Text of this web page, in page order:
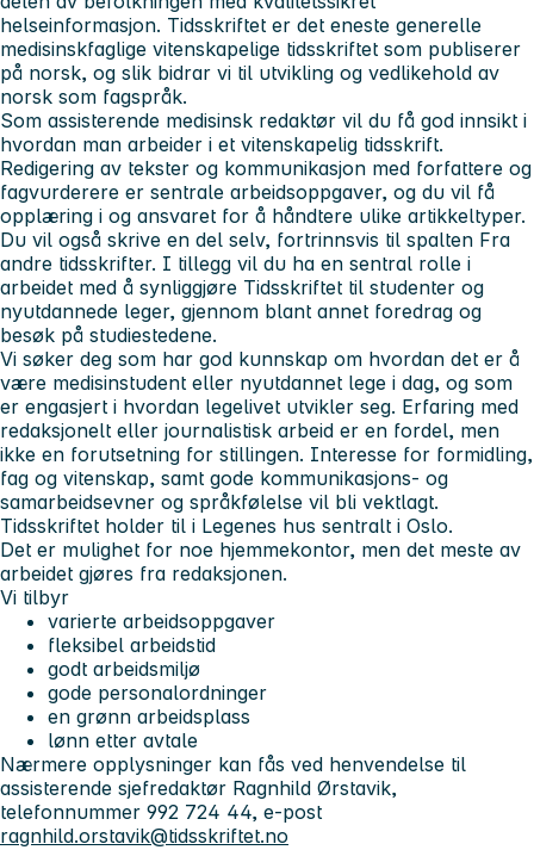
helseinformasjon. Tidsskriftet er det eneste generelle
medisinskfaglige vitenskapelige tidsskriftet som publiserer
på norsk, og slik bidrar vi til utvikling og vedlikehold av
norsk som fagspråk.
Som assisterende medisinsk redaktør vil du få god innsikt i
hvordan man arbeider i et vitenskapelig tidsskrift.
Redigering av tekster og kommunikasjon med forfattere og
fagvurderere er sentrale arbeidsoppgaver, og du vil få
opplæring i og ansvaret for å håndtere ulike artikkeltyper.
Du vil også skrive en del selv, fortrinnsvis til spalten Fra
andre tidsskrifter. I tillegg vil du ha en sentral rolle i
arbeidet med å synliggjøre Tidsskriftet til studenter og
nyutdannede leger, gjennom blant annet foredrag og
besøk på studiestedene.
Vi søker deg som har god kunnskap om hvordan det er å
være medisinstudent eller nyutdannet lege i dag, og som
er engasjert i hvordan legelivet utvikler seg. Erfaring med
redaksjonelt eller journalistisk arbeid er en fordel, men
ikke en forutsetning for stillingen. Interesse for formidling,
fag og vitenskap, samt gode kommunikasjons- og
samarbeidsevner og språkfølelse vil bli vektlagt.
Tidsskriftet holder til i Legenes hus sentralt i Oslo.
Det er mulighet for noe hjemmekontor, men det meste av
arbeidet gjøres fra redaksjonen.
Vi tilbyr
varierte arbeidsoppgaver
fleksibel arbeidstid
godt arbeidsmiljø
gode personalordninger
en grønn arbeidsplass
lønn etter avtale
Nærmere opplysninger kan fås ved henvendelse til
assisterende sjefredaktør Ragnhild Ørstavik,
telefonnummer 992 724 44, e-post
ragnhild.orstavik@tidsskriftet.no